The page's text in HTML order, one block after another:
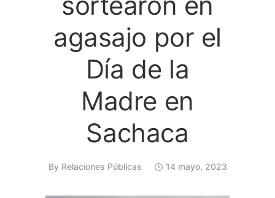
agasajo por el
Día de la
Madre en
Sachaca
By Relaciones Públicas 14 mayo, 2023